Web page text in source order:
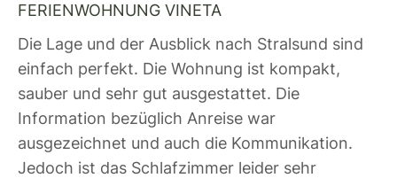
FERIENWOHNUNG VINETA
Die Lage und der Ausblick nach Stralsund sind
einfach perfekt. Die Wohnung ist kompakt,
sauber und sehr gut ausgestattet. Die
Information bezüglich Anreise war
ausgezeichnet und auch die Kommunikation.
Jedoch ist das Schlafzimmer leider sehr